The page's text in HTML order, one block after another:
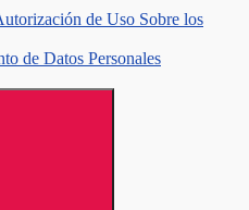
de Uso Sobre los
de Datos Personales